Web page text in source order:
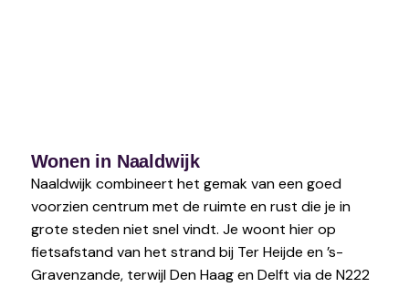
Wonen in Naaldwijk
Naaldwijk combineert het gemak van een goed
voorzien centrum met de ruimte en rust die je in
grote steden niet snel vindt. Je woont hier op
fietsafstand van het strand bij Ter Heijde en ’s-
Gravenzande, terwijl Den Haag en Delft via de N222